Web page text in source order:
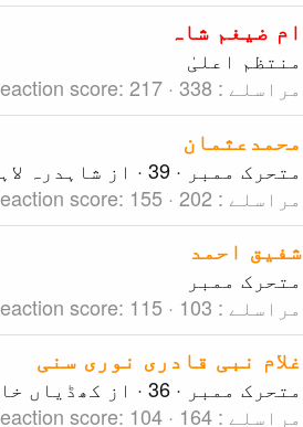
ام ضیغم شاہ
منتظم اعلیٰ
مراسلے
338
score 217
محمدعثمان
متحرک ممبر ·
· از شاہدرہ
مراسلے
202
score 155
شفیق احمد
متحرک ممبر
مراسلے
103
score 115
غلام نبی قادری نوری سنی
متحرک ممبر ·
· از کھڈیاں
مراسلے
164
score 104